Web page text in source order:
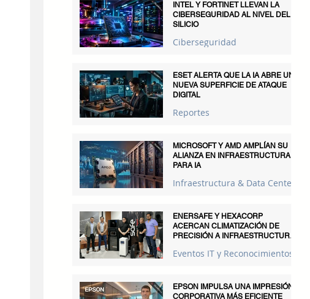
INTEL Y FORTINET LLEVAN LA
CIBERSEGURIDAD AL NIVEL DEL
SILICIO
Ciberseguridad
ESET ALERTA QUE LA IA ABRE UNA
NUEVA SUPERFICIE DE ATAQUE
DIGITAL
Reportes
MICROSOFT Y AMD AMPLÍAN SU
ALIANZA EN INFRAESTRUCTURA
PARA IA
Infraestructura & Data Centers
ENERSAFE Y HEXACORP
ACERCAN CLIMATIZACIÓN DE
PRECISIÓN A INFRAESTRUCTURAS
Eventos IT y Reconocimientos
EPSON IMPULSA UNA IMPRESIÓN
CORPORATIVA MÁS EFICIENTE